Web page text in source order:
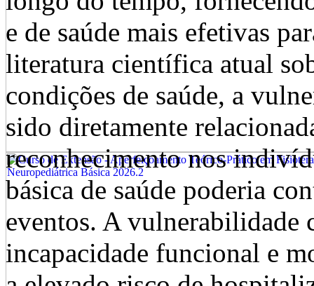
e de saúde mais efetivas
literatura científica atual
condições de saúde, a
sido diretamente
reconhecimento nos
básica de saúde poderia
eventos. A vulnerabilidade
incapacidade funcional e